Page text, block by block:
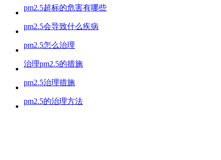
pm2.5超标的危害有哪些
pm2.5会导致什么疾病
pm2.5怎么治理
治理pm2.5的措施
pm2.5治理措施
pm2.5的治理方法